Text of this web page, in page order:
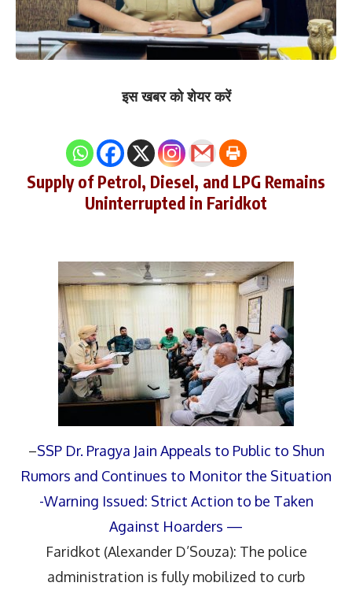
इस खबर को शेयर करें
Supply of Petrol, Diesel, and LPG Remains
Uninterrupted in Faridkot
–SSP Dr. Pragya Jain Appeals to Public to Shun
Rumors and Continues to Monitor the Situation
-Warning Issued: Strict Action to be Taken
Against Hoarders —
Faridkot (Alexander D’Souza): The police
administration is fully mobilized to curb